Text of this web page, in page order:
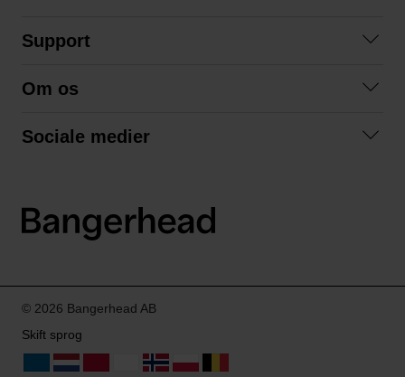
Support
Betingelser
Om os
Sociale medier
LinkedIn
© 2026 Bangerhead AB
Skift sprog